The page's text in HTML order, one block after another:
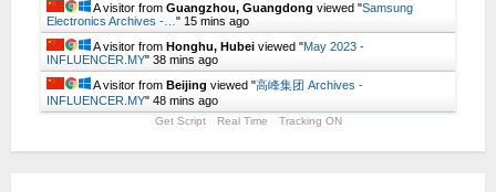
A visitor from Guangzhou, Guangdong viewed "Samsung
Electronics Archives -… " 15 mins ago
A visitor from Honghu, Hubei viewed "May 2023 -
INFLUENCER.MY" 38 mins ago
A visitor from Beijing viewed "高峰集团 Archives -
INFLUENCER.MY" 48 mins ago
Get Script Real Time Tracking ON